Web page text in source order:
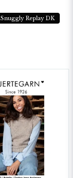
Snuggly Replay DK